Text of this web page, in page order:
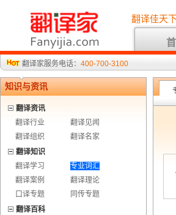
翻译佳天下
翻译家服务电话： 400-700-3100
知识与资讯
翻译资讯
翻译行业
翻译见闻
翻译组织
翻译名家
翻译知识
翻译学习
专业词汇
翻译案例
翻译理论
口译专题
同传专题
翻译百科